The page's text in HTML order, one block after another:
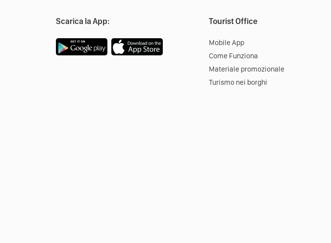
Scarica la App: Tourist Office
Mobile App
Come Funziona
Materiale promozionale
Turismo nei borghi